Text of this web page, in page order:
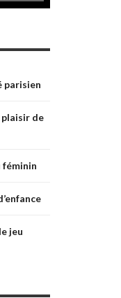
parisien
de
féminin
jeu